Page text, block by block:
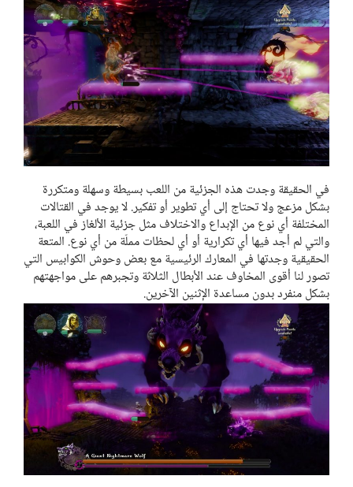
في الحقيقة وجدت هذه الجزئية من اللعب بسيطة وسهلة ومتكررة
بشكل مزعج ولا تحتاج إلى أي تطوير أو تفكير. لا يوجد في القتالات
المختلفة أي نوع من الإبداع والاختلاف مثل جزئية الألغاز في اللعبة،
والتي لم أجد فيها أي تكرارية أو أي لحظات مملّة من أي نوع. المتعة
الحقيقية وجدتها في المعارك الرئيسية مع بعض وحوش الكوابيس التي
تصور لنا أقوى المخاوف عند الأبطال الثلاثة وتجبرهم على مواجهتهم
بشكل منفرد بدون مساعدة الإثنين الآخرين.